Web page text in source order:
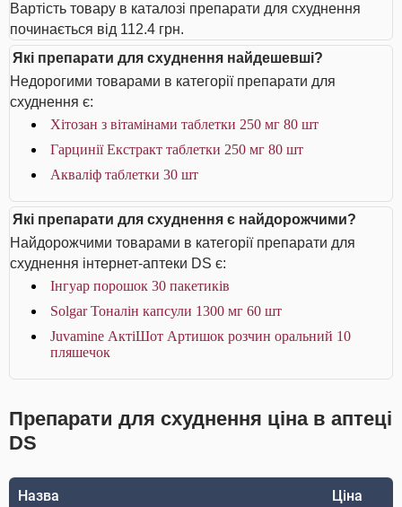
Вартість товару в каталозі препарати для схуднення
починається від 112.4 грн.
Які препарати для схуднення найдешевші?
Недорогими товарами в категорії препарати для
схуднення є:
Хітозан з вітамінами таблетки 250 мг 80 шт
Гарцинії Екстракт таблетки 250 мг 80 шт
Акваліф таблетки 30 шт
Які препарати для схуднення є найдорожчими?
Найдорожчими товарами в категорії препарати для
схуднення інтернет-аптеки DS є:
Інгуар порошок 30 пакетиків
Solgar Тоналін капсули 1300 мг 60 шт
Juvamine АктіШот Артишок розчин оральний 10
пляшечок
Препарати для схуднення ціна в аптеці
DS
Назва Ціна